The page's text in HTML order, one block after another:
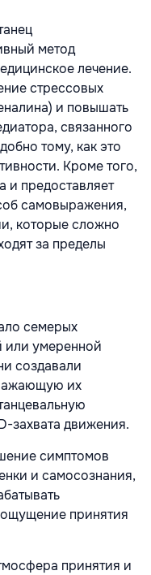
метод
лечение.
стрессовых
и повышать
связанного
тому, как это
Кроме того,
и предоставляет
самовыражения,
которые сложно
за пределы
семерых
или умеренной
создавали
их
захвата движения.
симптомов
и самосознания,
принятия
принятия и